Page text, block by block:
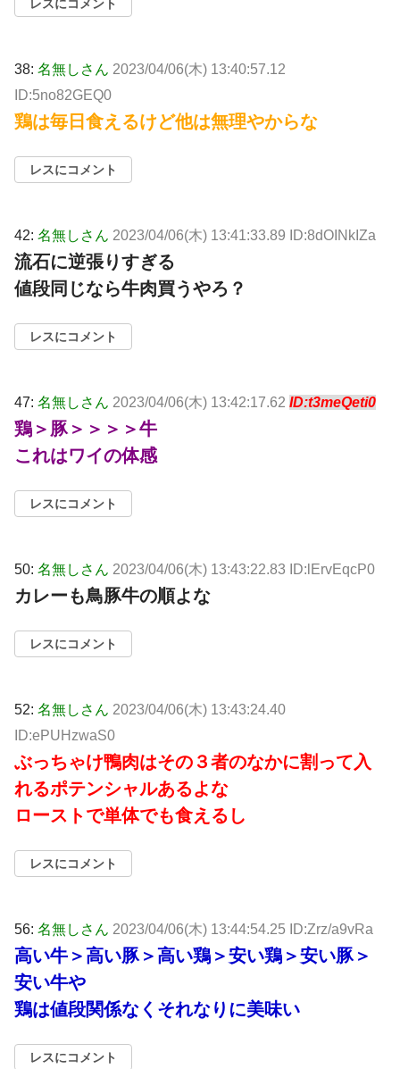
レスにコメント
38: 名無しさん 2023/04/06(木) 13:40:57.12
ID:5no82GEQ0
鶏は毎日食えるけど他は無理やからな
レスにコメント
42: 名無しさん 2023/04/06(木) 13:41:33.89 ID:8dOINkIZa
流石に逆張りすぎる
値段同じなら牛肉買うやろ？
レスにコメント
47: 名無しさん 2023/04/06(木) 13:42:17.62 ID:t3meQeti0
鶏＞豚＞＞＞＞牛
これはワイの体感
レスにコメント
50: 名無しさん 2023/04/06(木) 13:43:22.83 ID:lErvEqcP0
カレーも鳥豚牛の順よな
レスにコメント
52: 名無しさん 2023/04/06(木) 13:43:24.40
ID:ePUHzwaS0
ぶっちゃけ鴨肉はその３者のなかに割って入
れるポテンシャルあるよな
ローストで単体でも食えるし
レスにコメント
56: 名無しさん 2023/04/06(木) 13:44:54.25 ID:Zrz/a9vRa
高い牛＞高い豚＞高い鶏＞安い鶏＞安い豚＞
安い牛や
鶏は値段関係なくそれなりに美味い
レスにコメント